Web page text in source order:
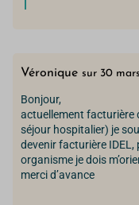
Véronique sur 30
Bonjour,
actuellement facturière
séjour hospitalier) je
devenir facturière IDEL,
organisme je dois
merci d’avance